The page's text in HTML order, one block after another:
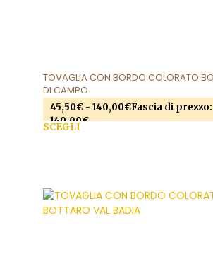
TOVAGLIA CON BORDO COLORATO
DI CAMPO
45,50€ - 140,00€Fascia di
140,00€
SCEGLI